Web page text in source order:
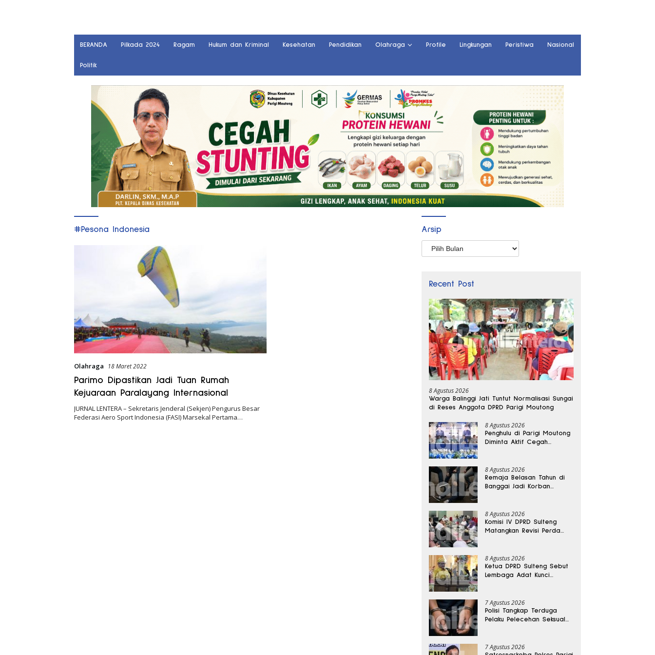
BERANDA Pilkada 2024 Ragam Hukum dan Kriminal Kesehatan Pendidikan Olahraga Profile Lingkungan Peristiwa Nasional
Politik
#Pesona Indonesia
Olahraga 18 Maret 2022
Parimo Dipastikan Jadi Tuan Rumah
Kejuaraan Paralayang Internasional
JURNAL LENTERA – Sekretaris Jenderal (Sekjen) Pengurus Besar
Federasi Aero Sport Indonesia (FASI) Marsekal Pertama…
Arsip
Arsip
Recent Post
8 Agustus 2026
Warga Balinggi Jati Tuntut Normalisasi Sungai
di Reses Anggota DPRD Parigi Moutong
8 Agustus 2026
Penghulu di Parigi Moutong
Diminta Aktif Cegah
8 Agustus 2026
Remaja Belasan Tahun di
Banggai Jadi Korban
8 Agustus 2026
Komisi IV DPRD Sulteng
Matangkan Revisi Perda
8 Agustus 2026
Ketua DPRD Sulteng Sebut
Lembaga Adat Kunci
7 Agustus 2026
Polisi Tangkap Terduga
Pelaku Pelecehan Seksual
7 Agustus 2026